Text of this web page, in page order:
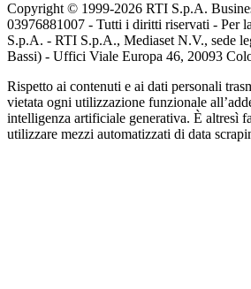
Copyright © 1999-2026 RTI S.p.A.
03976881007 - Tutti i diritti riservati - Per
S.p.A. - RTI S.p.A., Mediaset N.V., sede
Bassi) - Uffici Viale Europa 46, 20093
Rispetto ai contenuti e ai dati personali
vietata ogni utilizzazione funzionale
intelligenza artificiale generativa. È altresì
utilizzare mezzi automatizzati di data